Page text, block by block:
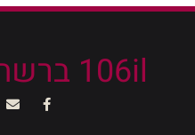
106il ברשתות חברתיות